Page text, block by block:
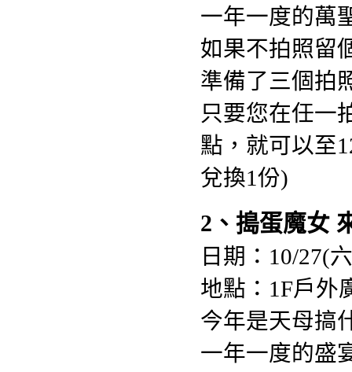
一年一度的萬
如果不拍照留
準備了三個拍
只要您在任一
點，就可以至
兌換1份)
2、搗蛋魔女
日期：10/27(
地點：1F戶外
今年是天母搞
一年一度的盛